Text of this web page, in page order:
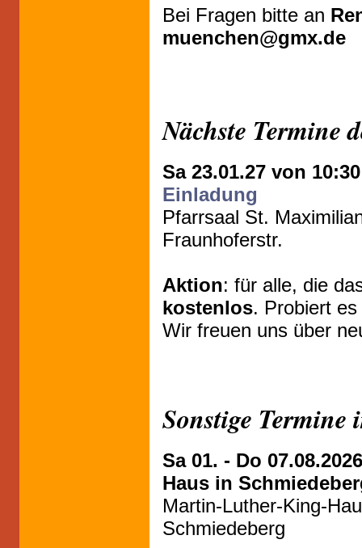
Bei Fragen bitte an
muenchen@gmx.de
Nächste Termine
Sa 23.01.27 von
Einladung
Pfarrsaal St.
Fraunhoferstr.
Aktion: für alle, die
kostenlos. Probiert
Wir freuen uns über
Sonstige Termine
Sa 01. - Do
Haus in
Martin-Luther-King-
Schmiedeberg